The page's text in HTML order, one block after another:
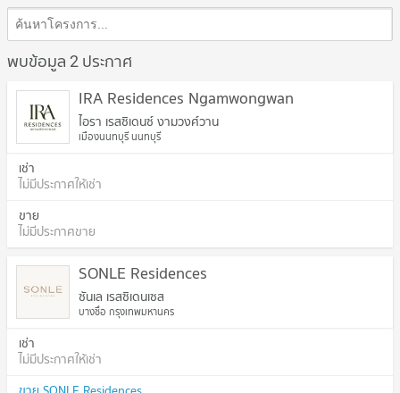
พบข้อมูล 2 ประกาศ
IRA Residences Ngamwongwan
ไอรา เรสซิเดนซ์ งามวงศ์วาน
เมืองนนทบุรี นนทบุรี
เช่า
ไม่มีประกาศให้เช่า
ขาย
ไม่มีประกาศขาย
SONLE Residences
ซันเล เรสซิเดนเซส
บางซื่อ กรุงเทพมหานคร
เช่า
ไม่มีประกาศให้เช่า